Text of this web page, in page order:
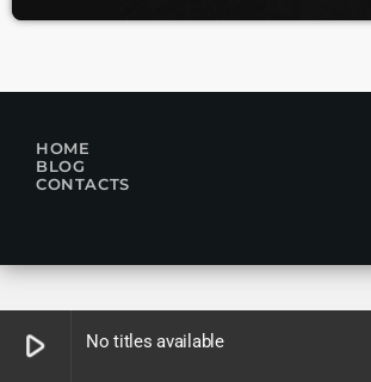
play_arrow No titles available
HOME
BLOG
CONTACTS